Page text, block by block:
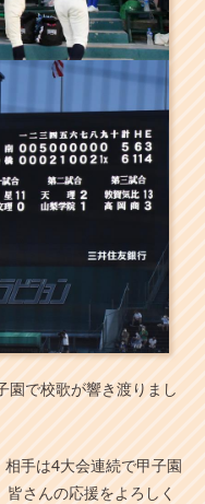
園で校歌が響き渡りまし
手は4大会連続で甲子園
さんの応援をよろしく